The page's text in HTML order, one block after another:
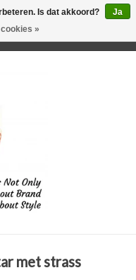
met strass
Is dat akkoord?
Ja
»